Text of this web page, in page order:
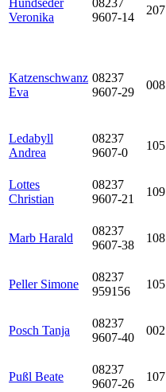
Hundseder
Veronika
08237
9607-14
207
Katzenschwanz
Eva
08237
9607-29
008
Ledabyll
Andrea
08237
9607-0
105
Lottes
Christian
08237
9607-21
109
Marb Harald
08237
9607-38
108
Peller Simone
08237
959156
105
Posch Tanja
08237
9607-40
002
Pußl Beate
08237
9607-26
107